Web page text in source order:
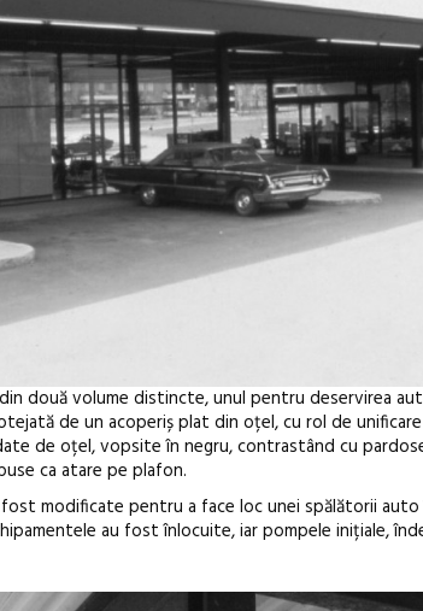
două volume distincte, unul pentru deservirea
de un acoperiș plat din oțel, cu rol de
de oțel, vopsite în negru, contrastând cu
ca atare pe plafon.
modificate pentru a face loc unei spălătorii auto
au fost înlocuite, iar pompele inițiale,